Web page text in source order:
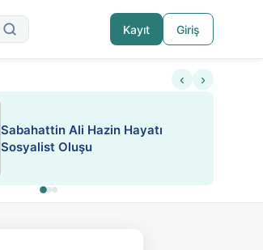
Kayıt Giriş
ESA 'da Sen de Paylaş
‹ ›
ATEŞ YAKMAK KONU ÖZET J.
LONDON